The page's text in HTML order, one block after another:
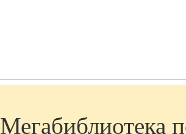
Мегабиблиотека